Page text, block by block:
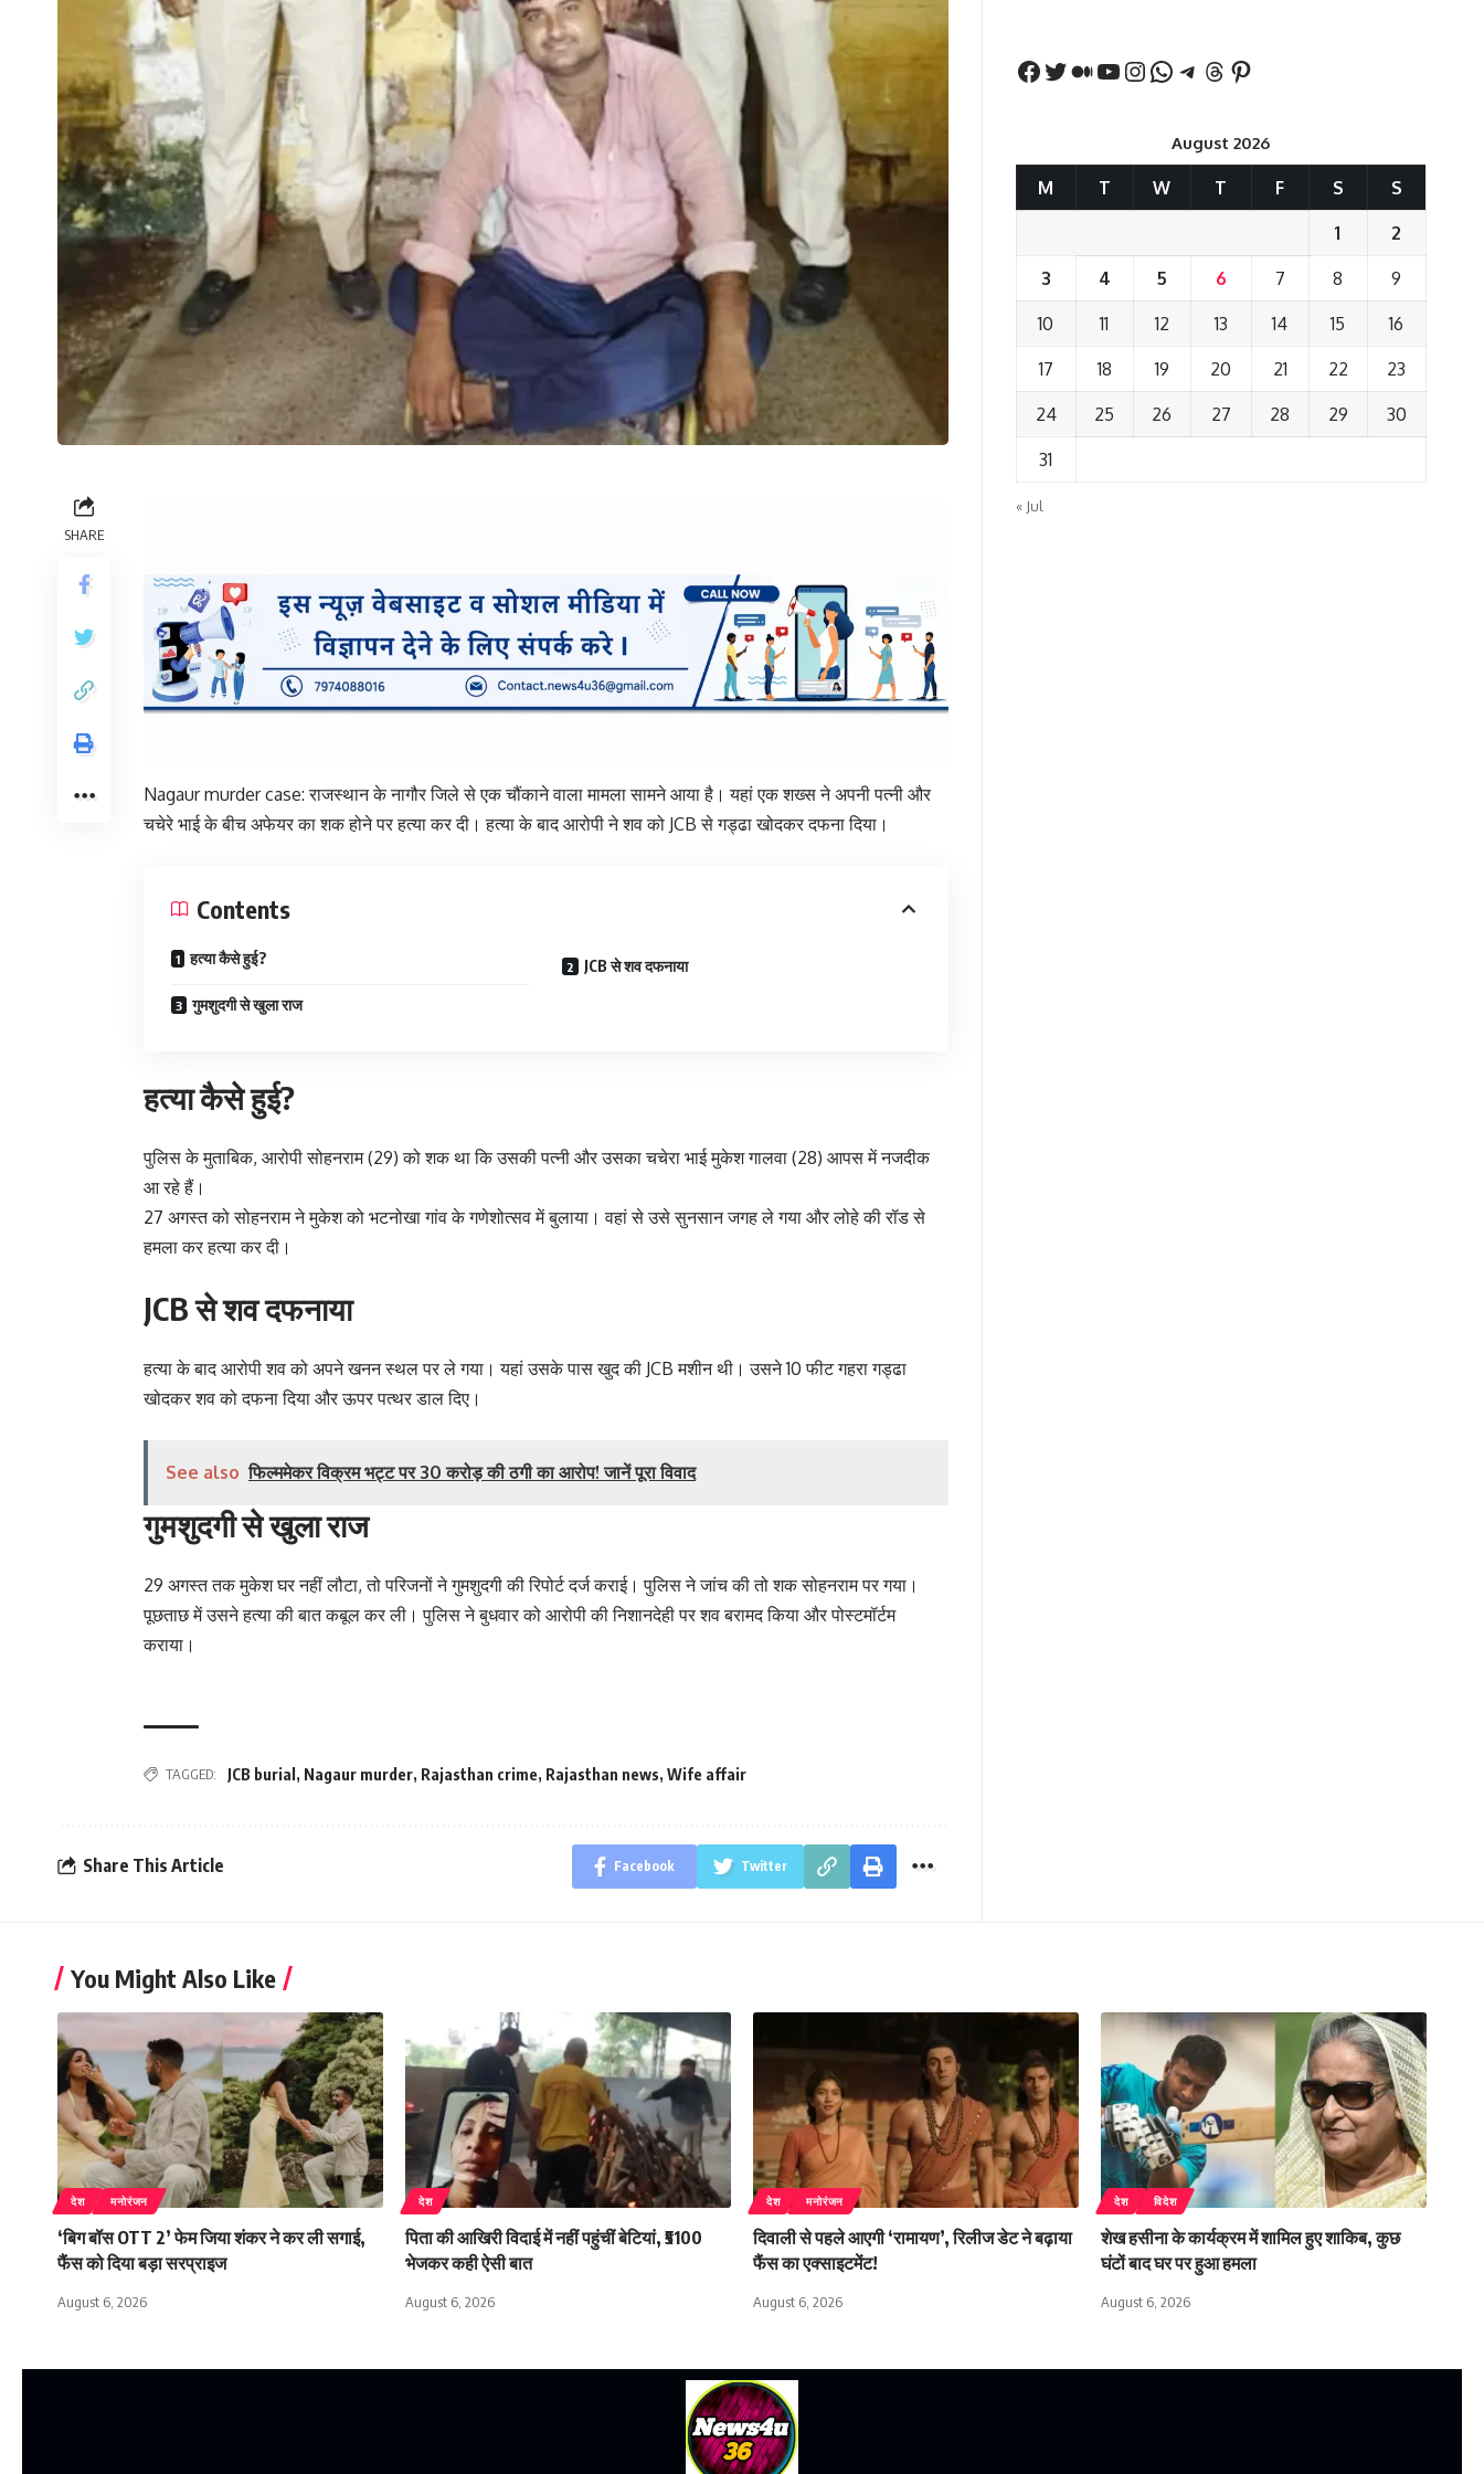
SHARE
Nagaur murder case: राजस्थान के नागौर जिले से एक चौंकाने वाला मामला सामने आया है। यहां एक शख्स ने अपनी पत्नी और
चचेरे भाई के बीच अफेयर का शक होने पर हत्या कर दी। हत्या के बाद आरोपी ने शव को JCB से गड्ढा खोदकर दफना दिया।
Contents
हत्या कैसे हुई? JCB से शव दफनाया
गुमशुदगी से खुला राज
हत्या कैसे हुई?
पुलिस के मुताबिक, आरोपी सोहनराम (29) को शक था कि उसकी पत्नी और उसका चचेरा भाई मुकेश गालवा (28) आपस में नजदीक
आ रहे हैं।
27 अगस्त को सोहनराम ने मुकेश को भटनोखा गांव के गणेशोत्सव में बुलाया। वहां से उसे सुनसान जगह ले गया और लोहे की रॉड से
हमला कर हत्या कर दी।
JCB से शव दफनाया
हत्या के बाद आरोपी शव को अपने खनन स्थल पर ले गया। यहां उसके पास खुद की JCB मशीन थी। उसने 10 फीट गहरा गड्ढा
खोदकर शव को दफना दिया और ऊपर पत्थर डाल दिए।
See also फिल्ममेकर विक्रम भट्ट पर 30 करोड़ की ठगी का आरोप! जानें पूरा विवाद
गुमशुदगी से खुला राज
29 अगस्त तक मुकेश घर नहीं लौटा, तो परिजनों ने गुमशुदगी की रिपोर्ट दर्ज कराई। पुलिस ने जांच की तो शक सोहनराम पर गया।
पूछताछ में उसने हत्या की बात कबूल कर ली। पुलिस ने बुधवार को आरोपी की निशानदेही पर शव बरामद किया और पोस्टमॉर्टम
कराया।
TAGGED: JCB burial , Nagaur murder, Rajasthan crime, Rajasthan news, Wife affair
Share This Article Facebook Twitter
August 2026
M T W T F S S
1 2
3 4 5 6 7 8 9
10 11 12 13 14 15 16
17 18 19 20 21 22 23
24 25 26 27 28 29 30
31
« Jul
You Might Also Like
देश मनोरंजन
‘बिग बॉस OTT 2’ फेम जिया शंकर ने कर ली सगाई,
फैंस को दिया बड़ा सरप्राइज
August 6, 2026
देश
पिता की आखिरी विदाई में नहीं पहुंचीं बेटियां, ₹5100
भेजकर कही ऐसी बात
August 6, 2026
देश मनोरंजन
दिवाली से पहले आएगी ‘रामायण’, रिलीज डेट ने बढ़ाया
फैंस का एक्साइटमेंट!
August 6, 2026
देश विदेश
शेख हसीना के कार्यक्रम में शामिल हुए शाकिब, कुछ
घंटों बाद घर पर हुआ हमला
August 6, 2026